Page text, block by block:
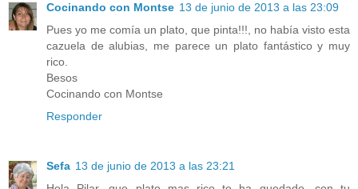
Cocinando con Montse 13 de junio de 2013 a las 23:09
Pues yo me comía un plato, que pinta!!!, no había visto esta
cazuela de alubias, me parece un plato fantástico y muy
rico.
Besos
Cocinando con Montse
Responder
Sefa 13 de junio de 2013 a las 23:21